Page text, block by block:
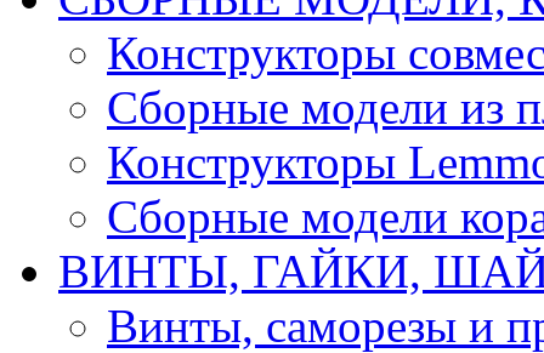
Конструкторы
Сборные модели из
Конструкторы
Сборные модели
ВИНТЫ, ГАЙКИ,
Винты, саморезы и